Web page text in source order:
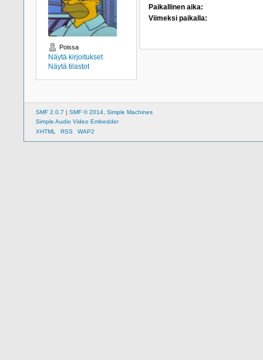
Poissa
Näytä kirjoitukset
Näytä tilastot
Paikallinen aika:
Viimeksi paikalla:
SMF 2.0.7 | SMF © 2014 Simple Machines
Simple Audio Video Embedder
XHTML
RSS WAP2